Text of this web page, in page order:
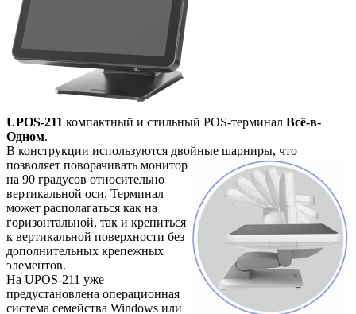
UPOS-211 компактный и стильный POS-терминал Всё-в-
Одном.
В конструкции используются двойные шарниры, что
позволяет поворачивать монитор
на 90 градусов относительно
вертикальной оси. Терминал
может располагаться как на
горизонтальной, так и крепиться
к вертикальной поверхности без
дополнительных крепежных
элементов.
На UPOS-211 уже
предустановлена операционная
система семейства Windows или